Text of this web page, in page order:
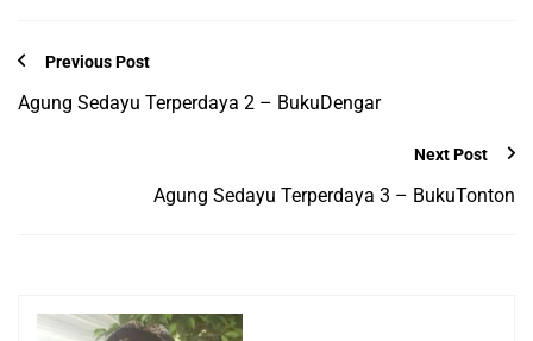
Previous Post
Agung Sedayu Terperdaya 2 – BukuDengar
Next Post
Agung Sedayu Terperdaya 3 – BukuTonton